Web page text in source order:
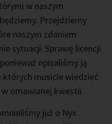
w naszym
Przejdziemy
naszym zdaniem
sytuacji. Sprawę licencji
opisaliśmy ją
których musicie wiedzieć
omawianej kwestii.
już o Nyx